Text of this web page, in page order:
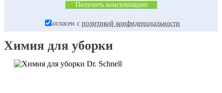
Согласен с политикой конфиденциальности
Химия для уборки